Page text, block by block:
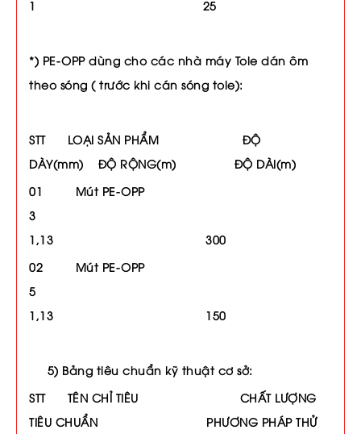
1 25
*) PE-OPP dùng cho các nhà máy Tole dán ôm
theo sóng ( trước khi cán sóng tole):
STT LOẠI SẢN PHẨM ĐỘ
DÀY(mm) ĐỘ RỘNG(m) ĐỘ DÀI(m)
01 Mút PE-OPP
3
1,13 300
02 Mút PE-OPP
5
1,13 150
5) Bảng tiêu chuẩn kỹ thuật cơ sở:
STT TÊN CHỈ TIÊU CHẤT LƯỢNG
TIÊU CHUẨN PHƯƠNG PHÁP THỬ